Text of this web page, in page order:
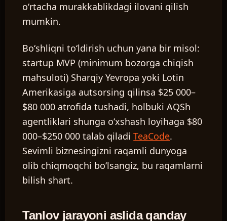
oʻrtacha murakkablikdagi ilovani qilish
mumkin.
Boʻshliqni toʻldirish uchun yana bir misol:
startup MVP (minimum bozorga chiqish
mahsuloti) Sharqiy Yevropa yoki Lotin
Amerikasiga autsorsing qilinsa $25 000–
$80 000 atrofida tushadi, holbuki AQSh
agentliklari shunga oʻxshash loyihaga $80
000–$250 000 talab qiladiTeaCode.
Sevimli biznesingizni raqamli dunyoga
olib chiqmoqchi boʻlsangiz, bu raqamlarni
bilish shart.
Tanlov jarayoni aslida qanday